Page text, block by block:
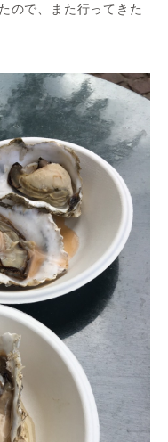
ので、また行ってきた